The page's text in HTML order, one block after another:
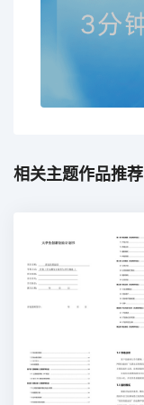
相关主题作品推荐